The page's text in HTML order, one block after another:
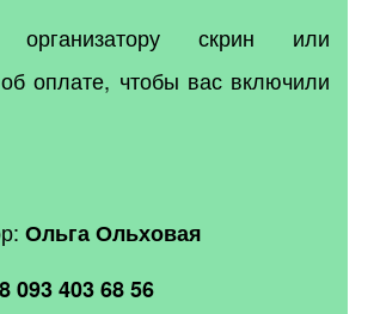
организатору скрин или
оплате, чтобы вас включили
Ольга Ольховая
093 403 68 56